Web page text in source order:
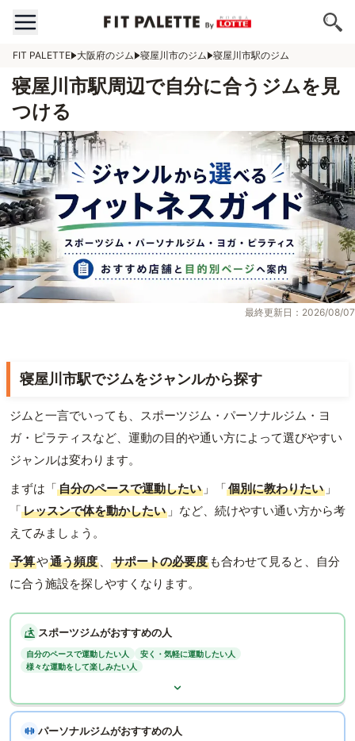
FIT PALETTE 大阪府のジム 寝屋川市のジム 寝屋川市駅のジム
寝屋川市駅周辺で自分に合うジムを見
つける
最終更新日：2026/08/07
寝屋川市駅でジムをジャンルから探す
ジムと一言でいっても、スポーツジム・パーソナルジム・ヨ
ガ・ピラティスなど、運動の目的や通い方によって選びやすい
ジャンルは変わります。
まずは「自分のペースで運動したい 」「個別に教わりたい 」
「レッスンで体を動かしたい 」など、続けやすい通い方から考
えてみましょう。
予算や通う頻度 、 サポートの必要度 も合わせて見ると、自分
に合う施設を探しやすくなります。
スポーツジムがおすすめの人
自分のペースで運動したい人
安く・気軽に運動したい人
様々な運動をして楽しみたい人
パーソナルジムがおすすめの人